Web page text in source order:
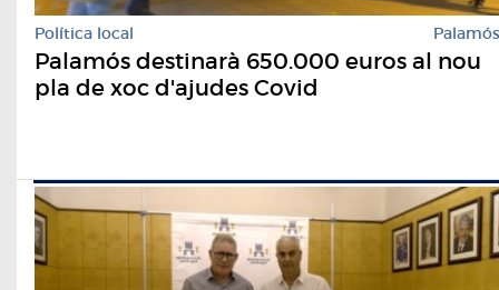
Política local Palamós
Palamós destinarà 650.000 euros al nou
pla de xoc d'ajudes Covid